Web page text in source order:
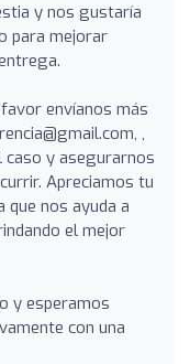
y nos gustaría
para mejorar
envíanos más
,
caso y asegurarnos
Apreciamos tu
que nos ayuda a
el mejor
y esperamos
con una